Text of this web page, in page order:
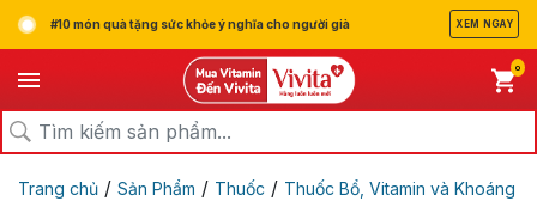
#10 món quà tặng sức khỏe ý nghĩa cho người già XEM NGAY
0
Trang chủ / Sản Phẩm / Thuốc / Thuốc Bổ, Vitamin và Khoáng